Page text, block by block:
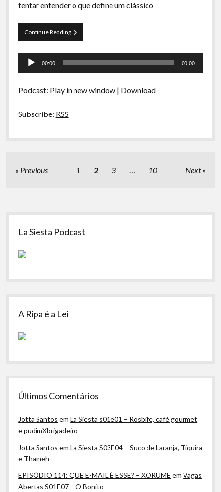
tentar entender o que define um clássico
Continue ReadingPapo
Tranqueira
Que
um
Tocador
00:00 00:00
Podcast: Play in new window| Download
Subscribe: RSS
Paginação
Previous 1 2 3 … 10 Next
Sidebar
La Siesta Podcast
A Ripa é a Lei
Últimos Comentários
Jotta Santos emLa Siesta s01e01 – Rosbife, café gourmet
e pudimXbrigadeiro
Jotta Santos emLa Siesta S03E04 – Suco de Laranja, Tiquira
e Thaineh
EPISÓDIO 114: QUE E-MAIL É ESSE? – XORUME emVagas
Abertas S01E07 – O Bonito